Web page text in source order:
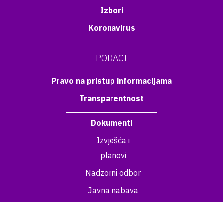
Izbori
Koronavirus
PODACI
Pravo na pristup informacijama
Transparentnost
Dokumenti
Izvješća i
planovi
Nadzorni odbor
Javna nabava